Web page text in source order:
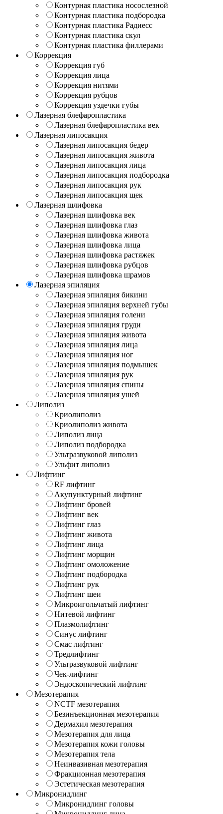
Контурная пластика носослезной
Контурная пластика подбородка
Контурная пластика Радиесс
Контурная пластика скул
Контурная пластика филлерами
Коррекция
Коррекция губ
Коррекция лица
Коррекция нитями
Коррекция рубцов
Коррекция уздечки губы
Лазерная блефаропластика
Лазерная блефаропластика век
Лазерная липосакция
Лазерная липосакция бедер
Лазерная липосакция живота
Лазерная липосакция лица
Лазерная липосакция подбородка
Лазерная липосакция рук
Лазерная липосакция щек
Лазерная шлифовка
Лазерная шлифовка век
Лазерная шлифовка глаз
Лазерная шлифовка живота
Лазерная шлифовка лица
Лазерная шлифовка растяжек
Лазерная шлифовка рубцов
Лазерная шлифовка шрамов
Лазерная эпиляция
Лазерная эпиляция бикини
Лазерная эпиляция верхней губы
Лазерная эпиляция голени
Лазерная эпиляция груди
Лазерная эпиляция живота
Лазерная эпиляция лица
Лазерная эпиляция ног
Лазерная эпиляция подмышек
Лазерная эпиляция рук
Лазерная эпиляция спины
Лазерная эпиляция ушей
Липолиз
Криолиполиз
Криолиполиз живота
Липолиз лица
Липолиз подбородка
Ультразвуковой липолиз
Ульфит липолиз
Лифтинг
RF лифтинг
Акупунктурный лифтинг
Лифтинг бровей
Лифтинг век
Лифтинг глаз
Лифтинг живота
Лифтинг лица
Лифтинг морщин
Лифтинг омоложение
Лифтинг подбородка
Лифтинг рук
Лифтинг шеи
Микроигольчатый лифтинг
Нитевой лифтинг
Плазмолифтинг
Синус лифтинг
Смас лифтинг
Тредлифтинг
Ультразвуковой лифтинг
Чек-лифтинг
Эндоскопический лифтинг
Мезотерапия
NCTF мезотерапия
Безинъекционная мезотерапия
Дермахил мезотерапия
Мезотерапия для лица
Мезотерапия кожи головы
Мезотерапия тела
Неинвазивная мезотерапия
Фракционная мезотерапия
Эстетическая мезотерапия
Микронидлинг
Микронидлинг головы